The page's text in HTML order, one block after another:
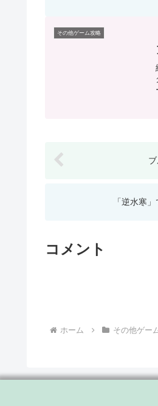
その他ゲーム攻略
「逆水寒
コメント
ホーム その他ゲー